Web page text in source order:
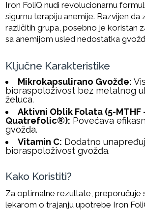
Iron FoliQ nudi revolucionarnu
sigurnu terapiju anemije. Razvijen
različitih grupa, posebno je koristan
sa anemijom usled nedostatka
Ključne Karakteristike
Mikrokapsulirano Gvožđe:
bioraspoloživost bez metalnog
želuca.
Aktivni Oblik Folata (5-MTHF
Quatrefolic®): Povećava
gvožđa.
Vitamin C: Dodatno
bioraspoloživost gvožđa.
Kako Koristiti?
Za optimalne rezultate, preporučuje
lekarom o trajanju upotrebe Iron